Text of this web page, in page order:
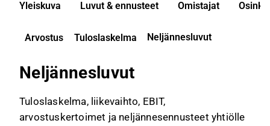
Yleiskuva Luvut & ennusteet Omistajat Osinko
Arvostus Tuloslaskelma Neljännesluvut
Neljännesluvut
Tuloslaskelma, liikevaihto, EBIT,
arvostuskertoimet ja neljännesennusteet yhtiölle